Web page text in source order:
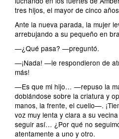
tres hijos, el mayor de cinco
Ante la nueva parada, la mujer
arrebujando a su pequeño en
—¿Qué pasa? —preguntó.
—¡Nada! —le respondieron de
más!
—Es que mi hijo… —repuso la
doblándose sobre la criatura y
manos, la frente, el cuello—.
voz muy lenta y clara a su
seguir así… ¿Por qué no
atentamente a uno y otro.